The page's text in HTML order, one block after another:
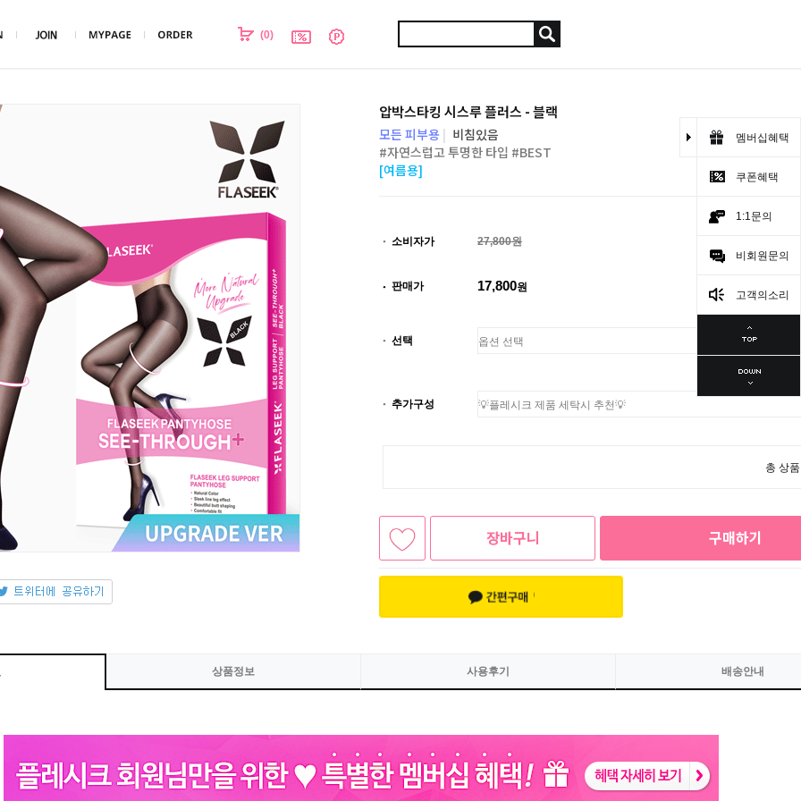
(0)
멤버십혜택
쿠폰혜택
1:1문의
비회원문의
고객의소리
압박스타킹 시스루 플러스 - 블랙
모든 피부용 | 비침있음
#자연스럽고 투명한 타입 #BEST
[여름용]
소비자가 27,800원
판매가 17,800원
선택
추가구성
총 상품
장바구니 구매하기
상품정보 사용후기 배송안내